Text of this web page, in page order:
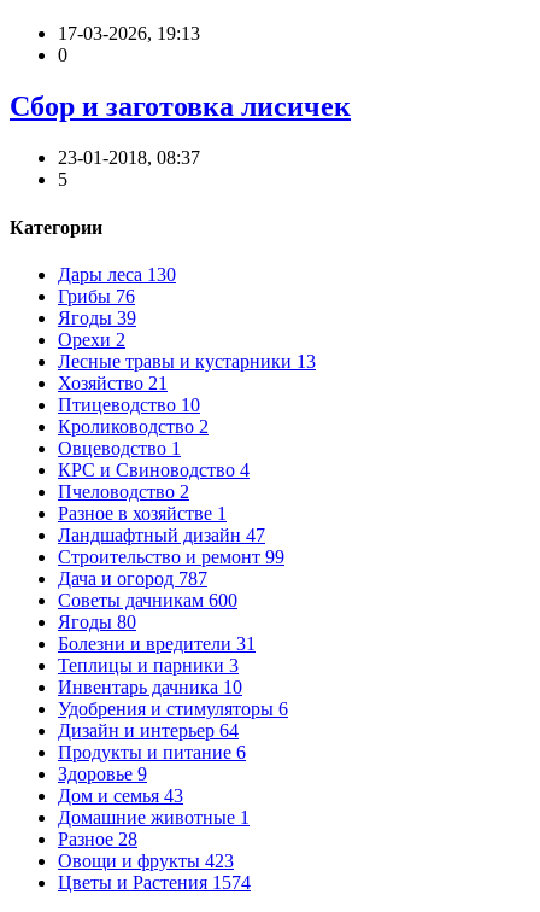
17-03-2026, 19:13
0
Сбор и заготовка лисичек
23-01-2018, 08:37
5
Категории
Дары леса 130
Грибы 76
Ягоды 39
Орехи 2
Лесные травы и кустарники 13
Хозяйство 21
Птицеводство 10
Кролиководство 2
Овцеводство 1
КРС и Свиноводство 4
Пчеловодство 2
Разное в хозяйстве 1
Ландшафтный дизайн 47
Строительство и ремонт 99
Дача и огород 787
Советы дачникам 600
Ягоды 80
Болезни и вредители 31
Теплицы и парники 3
Инвентарь дачника 10
Удобрения и стимуляторы 6
Дизайн и интерьер 64
Продукты и питание 6
Здоровье 9
Дом и семья 43
Домашние животные 1
Разное 28
Овощи и фрукты 423
Цветы и Растения 1574